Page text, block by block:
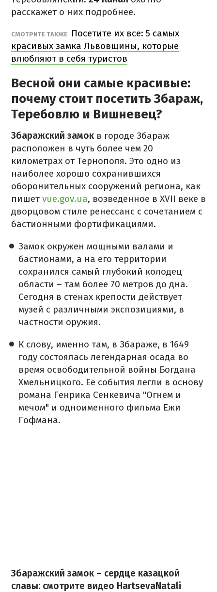
расскажет о них подробнее.
СМОТРИТЕ ТАКЖЕ
Посетите их все: 5 самых
красивых замка Львовщины, которые
влюбляют в себя туристов
Весной они самые красивые:
почему стоит посетить Збараж,
Теребовлю и Вишневец?
Збаражский замок в городе Збараж
расположен в чуть более чем 20
километрах от Тернополя. Это одно из
наиболее хорошо сохранившихся
оборонительных сооружений региона, как
пишетvue.gov.ua, возведенное в XVII веке в
дворцовом стиле ренессанс с сочетанием с
бастионными фортификациями.
Замок окружен мощными валами и
бастионами, а на его территории
сохранился самый глубокий колодец
области – там более 70 метров до дна.
Сегодня в стенах крепости действует
музей с различными экспозициями, в
частности оружия.
К слову, именно там, в Збараже, в 1649
году состоялась легендарная осада во
время освободительной войны Богдана
Хмельницкого. Ее события легли в основу
романа Генрика Сенкевича "Огнем и
мечом" и одноименного фильма Ежи
Гофмана.
Збаражский замок – сердце казацкой
славы: смотрите видео HartsevaNatali